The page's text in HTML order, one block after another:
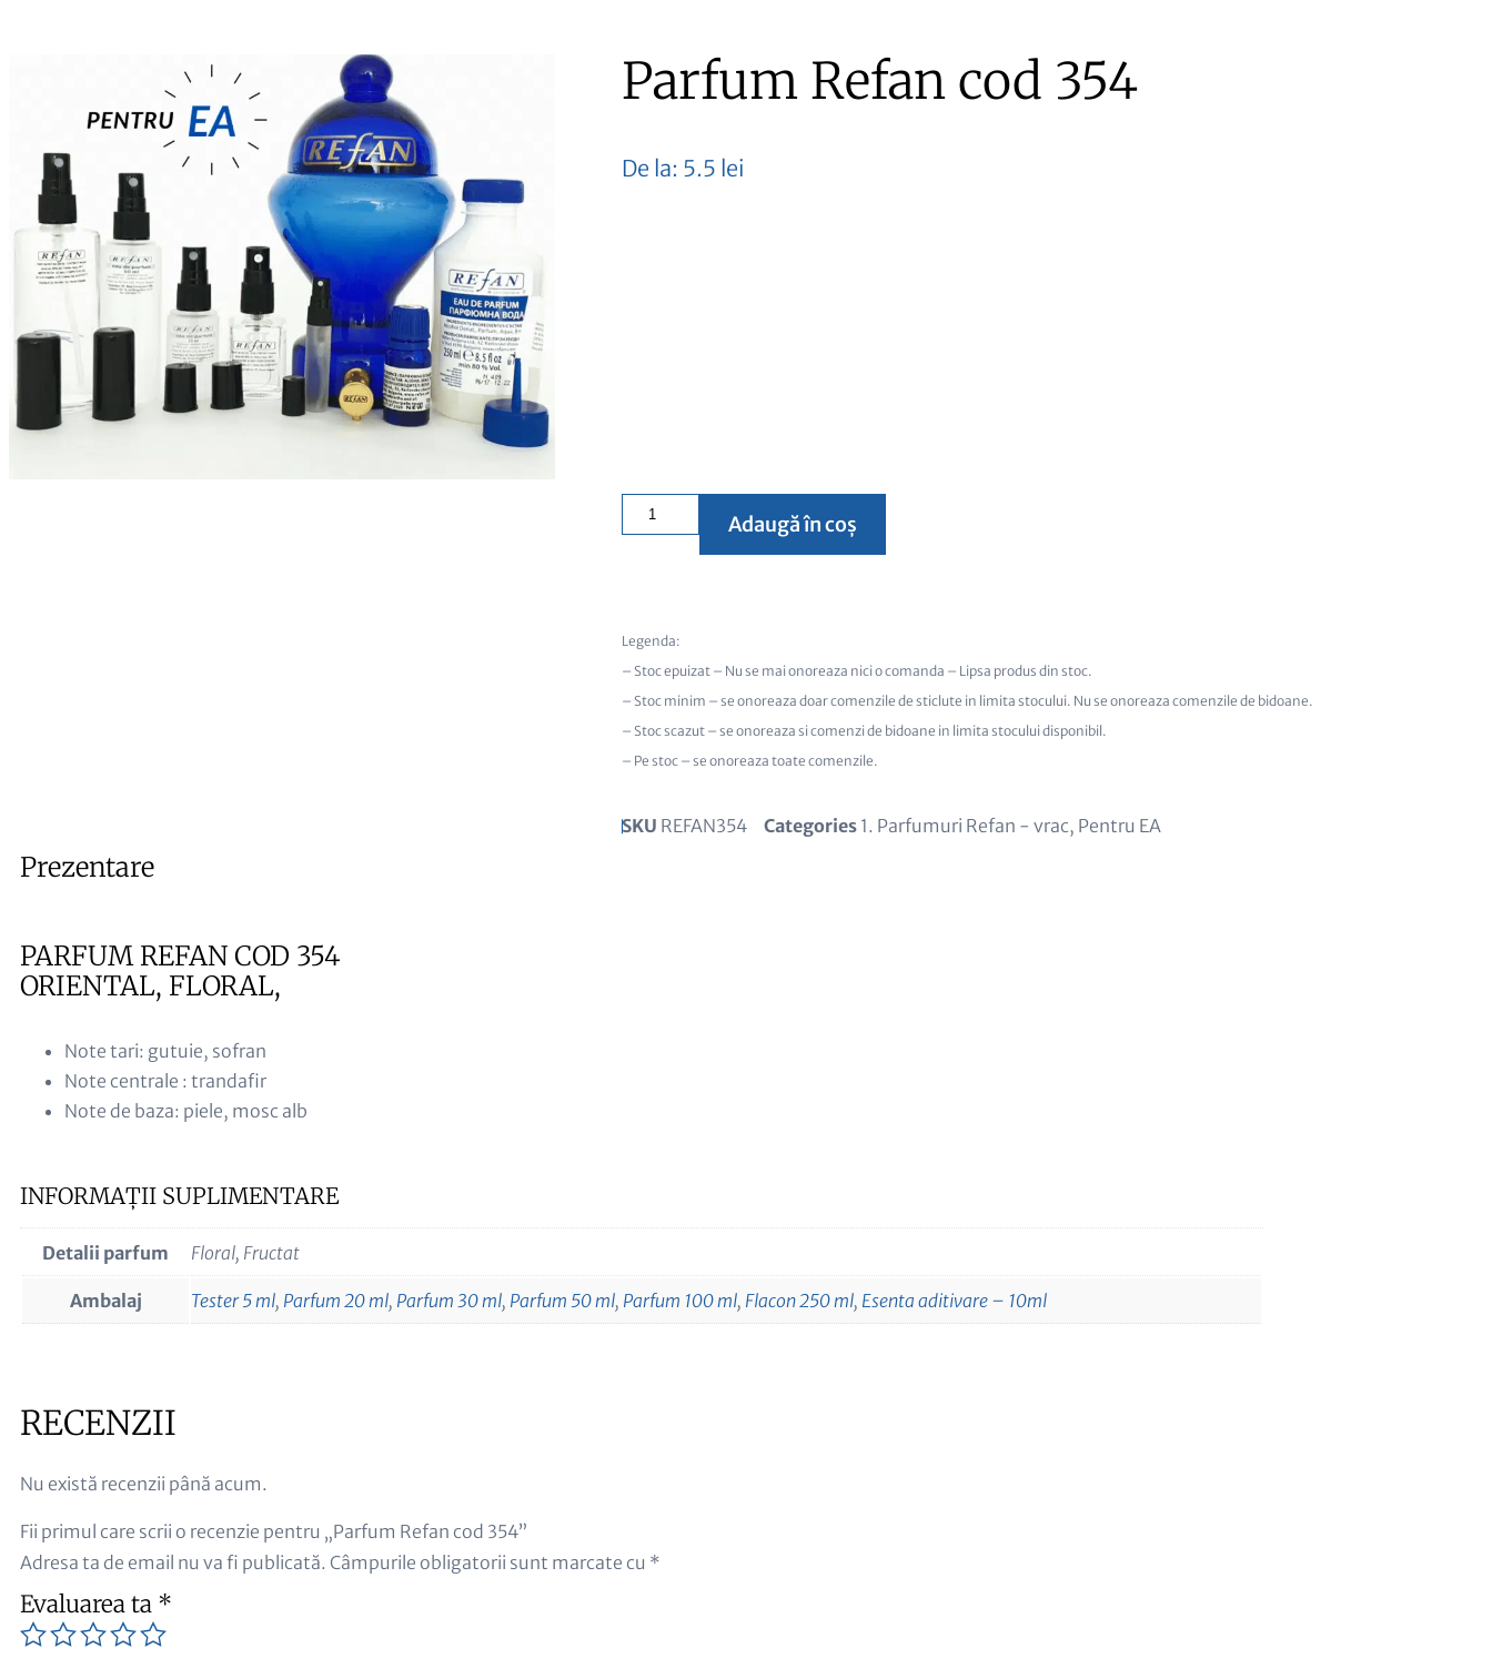
Parfum Refan cod 354
De la: 5.5 lei
Adaugă în coș
Legenda:
– Stoc epuizat – Nu se mai onoreaza nici o comanda – Lipsa produs din stoc.
– Stoc minim – se onoreaza doar comenzile de sticlute in limita stocului. Nu se onoreaza comenzile de bidoane.
– Stoc scazut – se onoreaza si comenzi de bidoane in limita stocului disponibil.
– Pe stoc – se onoreaza toate comenzile.
SKU REFAN354 Categories 1. Parfumuri Refan - vrac, Pentru EA
Prezentare
PARFUM REFAN COD 354
ORIENTAL, FLORAL,
Note tari: gutuie, sofran
Note centrale : trandafir
Note de baza: piele, mosc alb
INFORMAȚII SUPLIMENTARE
Detalii parfum Floral, Fructat
Ambalaj Tester 5 ml, Parfum 20 ml, Parfum 30 ml, Parfum 50 ml, Parfum 100 ml, Flacon 250 ml, Esenta aditivare – 10ml
RECENZII
Nu există recenzii până acum.
Fii primul care scrii o recenzie pentru „Parfum Refan cod 354”
Adresa ta de email nu va fi publicată. Câmpurile obligatorii sunt marcate cu *
Evaluarea ta *